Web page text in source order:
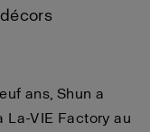
ans, Shun a
VIE Factory au